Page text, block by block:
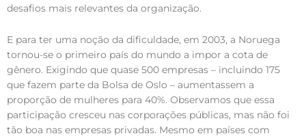
desafios mais relevantes da organização.
E para ter uma noção da dificuldade, em 2003, a Noruega
tornou-se o primeiro país do mundo a impor a cota de
gênero. Exigindo que quase 500 empresas – incluindo 175
que fazem parte da Bolsa de Oslo – aumentassem a
proporção de mulheres para 40%. Observamos que essa
participação cresceu nas corporações públicas, mas não foi
tão boa nas empresas privadas. Mesmo em países com